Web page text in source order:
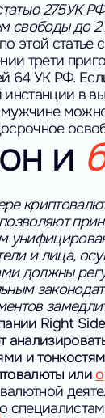
275УК
свободы до
этой
трети
64 УК РФ.
в
и
и лица,
должны
Right
и
или